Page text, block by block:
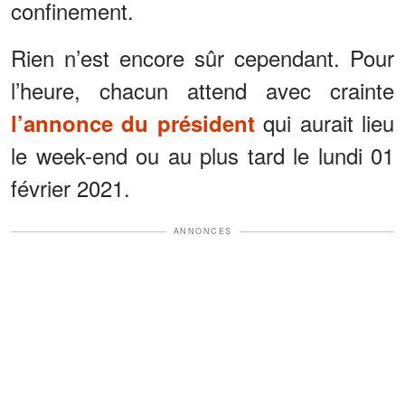
confinement.
Rien n’est encore sûr cependant. Pour
l’heure, chacun attend avec crainte
l’annonce du présidentqui aurait lieu
le week-end ou au plus tard le lundi 01
février 2021.
ANNONCES